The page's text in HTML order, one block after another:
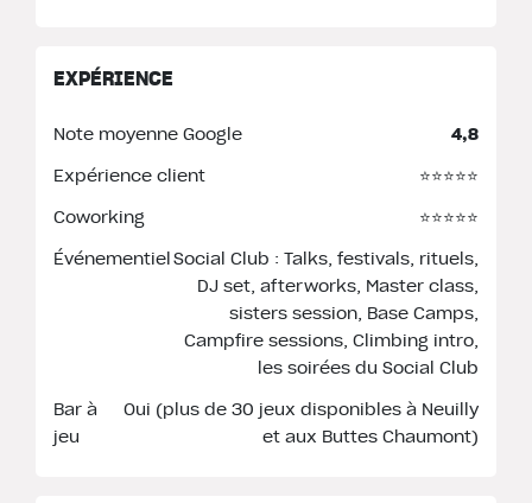
EXPÉRIENCE
Note moyenne Google
4,8
Expérience client
⭐️⭐️⭐️⭐️⭐️
Coworking
⭐️⭐️⭐️⭐️⭐️
ÉvénementielSocial Club : Talks, festivals, rituels,
DJ set, afterworks, Master class,
sisters session, Base Camps,
Campfire sessions, Climbing intro,
les soirées du Social Club
Bar à
jeu
Oui (plus de 30 jeux disponibles à Neuilly
et aux Buttes Chaumont)